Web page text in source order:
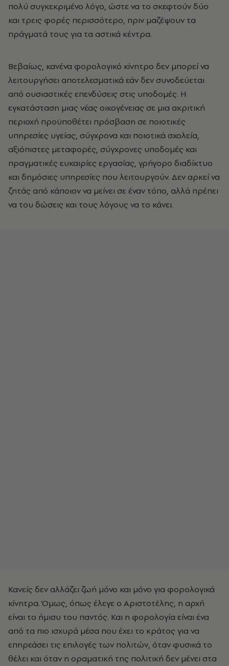
πολύ συγκεκριμένο λόγο, ώστε να το σκεφτούν δύο
και τρεις φορές περισσότερο, πριν μαζέψουν τα
πράγματά τους για τα αστικά κέντρα.
Βεβαίως, κανένα φορολογικό κίνητρο δεν μπορεί να
λειτουργήσει αποτελεσματικά εάν δεν συνοδεύεται
από ουσιαστικές επενδύσεις στις υποδομές. Η
εγκατάσταση μιας νέας οικογένειας σε μια ακριτική
περιοχή προϋποθέτει πρόσβαση σε ποιοτικές
υπηρεσίες υγείας, σύγχρονα και ποιοτικά σχολεία,
αξιόπιστες μεταφορές, σύγχρονες υποδομές και
πραγματικές ευκαιρίες εργασίας, γρήγορο διαδίκτυο
και δημόσιες υπηρεσίες που λειτουργούν. Δεν αρκεί να
ζητάς από κάποιον να μείνει σε έναν τόπο, αλλά πρέπει
να του δώσεις και τους λόγους να το κάνει.
Κανείς δεν αλλάζει ζωή μόνο και μόνο για φορολογικά
κίνητρα. Όμως, όπως έλεγε ο Αριστοτέλης, η αρχή
είναι το ήμισυ του παντός. Και η φορολογία είναι ένα
από τα πιο ισχυρά μέσα που έχει το κράτος για να
επηρεάσει τις επιλογές των πολιτών, όταν φυσικά το
θέλει και όταν η οραματική της πολιτική δεν μένει στα